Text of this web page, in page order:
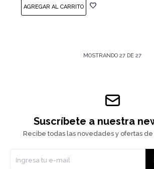
MOSTRANDO 27 DE 27
Suscríbete a nuestra
Recibe todas las novedades y ofertas de